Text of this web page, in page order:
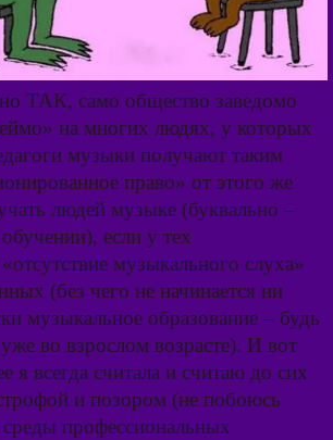
ТАК, само общество заведомо
на многих людях, у которых
музыки получают таким
право» от этого же
людей музыке (буквально –
если у тех
музыкального слуха»
(без чего не начинается ни
музыкальное образование – будь
во взрослом возрасте). И вот
я всегда считала и считаю до сих
и позором (не побоюсь
среды профессиональных